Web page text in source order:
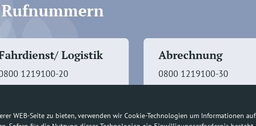
WEB-Seite zu bieten, verwenden wir Cookie-Technologien um Informationen auf
Logistik
1219100-20
Abrechnung
0800 1219100-30